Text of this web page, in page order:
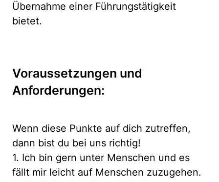
Übernahme einer Führungstätigkeit
bietet.
Voraussetzungen und
Anforderungen:
Wenn diese Punkte auf dich zutreffen,
dann bist du bei uns richtig!
1. Ich bin gern unter Menschen und es
fällt mir leicht auf Menschen zuzugehen.